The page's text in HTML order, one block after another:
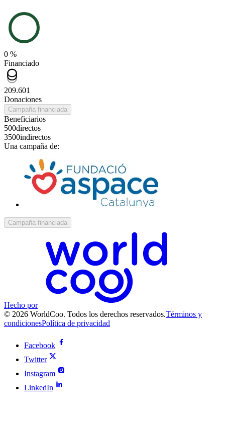
0 %
Financiado
209.601
Donaciones
Campaña financiada
Beneficiarios
500directos
3500indirectos
Una campaña de:
Campaña financiada
Hecho por
© 2026 WorldCoo. Todos los derechos reservados.Términos y
condicionesPolítica de privacidad
Facebook
Twitter
Instagram
LinkedIn